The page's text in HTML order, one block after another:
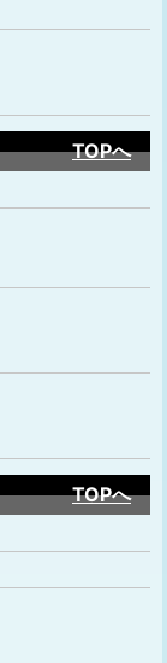
TOPへ
TOPへ